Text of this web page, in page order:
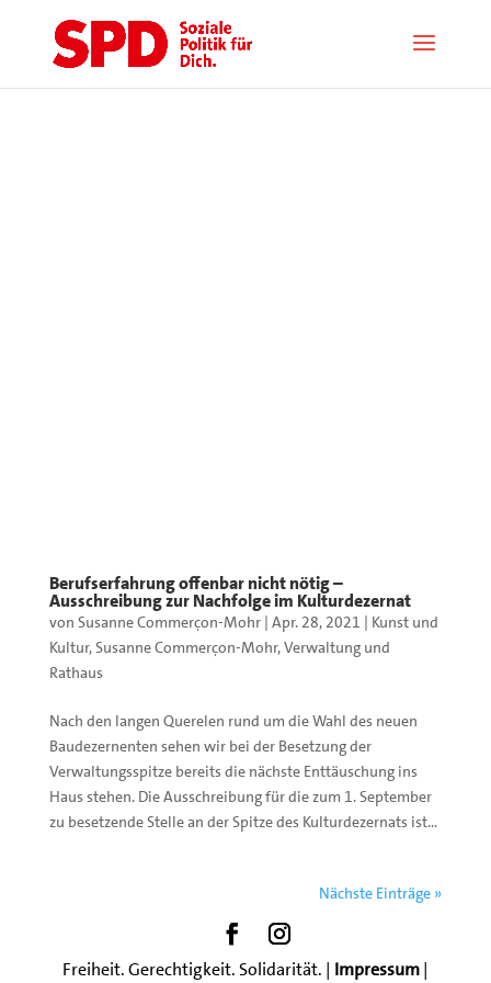
Berufserfahrung offenbar nicht nötig –
Ausschreibung zur Nachfolge im Kulturdezernat
von Susanne Commerçon-Mohr| Apr. 28, 2021
Kunst und
Kultur,Susanne Commerçon-Mohr,Verwaltung und
Rathaus
Nach den langen Querelen rund um die Wahl des neuen
Baudezernenten sehen wir bei der Besetzung der
Verwaltungsspitze bereits die nächste Enttäuschung ins
Haus stehen. Die Ausschreibung für die zum 1. September
zu besetzende Stelle an der Spitze des Kulturdezernats ist...
Nächste Einträge »
Freiheit. Gerechtigkeit. Solidarität. | Impressum|